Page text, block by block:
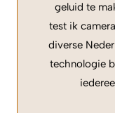
geluid te
test ik
diverse
technologie